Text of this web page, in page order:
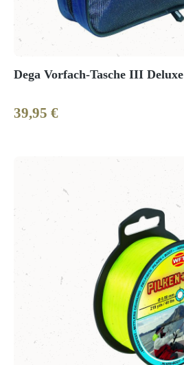
Dega Vorfach-Tasche III Deluxe
Regulärer Preis:
39,95 €